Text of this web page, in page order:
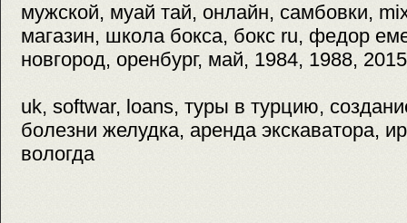
мужской, муай тай, онлайн, самбовки,
магазин, школа бокса, бокс ru, федор
новгород, оренбург, май, 1984, 1988, 2015
uk, softwar, loans, туры в турцию,
болезни желудка, аренда экскаватора,
вологда